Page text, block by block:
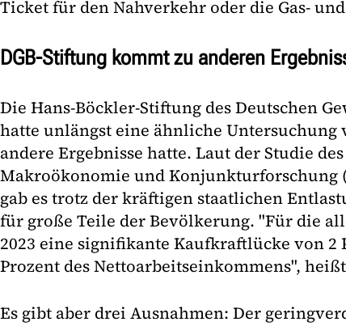
Ticket für den Nahverkehr oder die Gas-
DGB-Stiftung kommt zu anderen
Die Hans-Böckler-Stiftung des Deutschen
hatte unlängst eine ähnliche Untersuchung
andere Ergebnisse hatte. Laut der Studie
Makroökonomie und Konjunkturforschung
gab es trotz der kräftigen staatlichen
für große Teile der Bevölkerung. "Für die
2023 eine signifikante Kaufkraftlücke von 2
Prozent des Nettoarbeitseinkommens",
Es gibt aber drei Ausnahmen: Der